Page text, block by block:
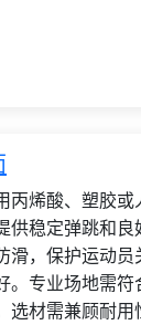
丙烯酸、塑胶
供稳定弹跳和
滑，保护运动
。专业场地需符
选材需兼顾耐用